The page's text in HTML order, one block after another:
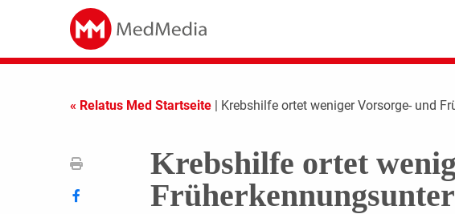
« Relatus Med Startseite | Krebshilfe ortet weniger Vorsorge- und
Krebshilfe ortet